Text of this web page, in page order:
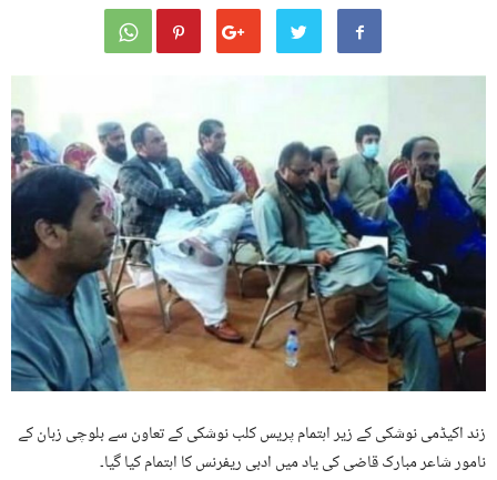
زند اکیڈمی نوشکی کے زیر اہتمام پریس کلب نوشکی کے تعاون سے بلوچی زبان کے
نامور شاعر مبارک قاضی کی یاد میں ادبی ریفرنس کا اہتمام کیا گیا۔